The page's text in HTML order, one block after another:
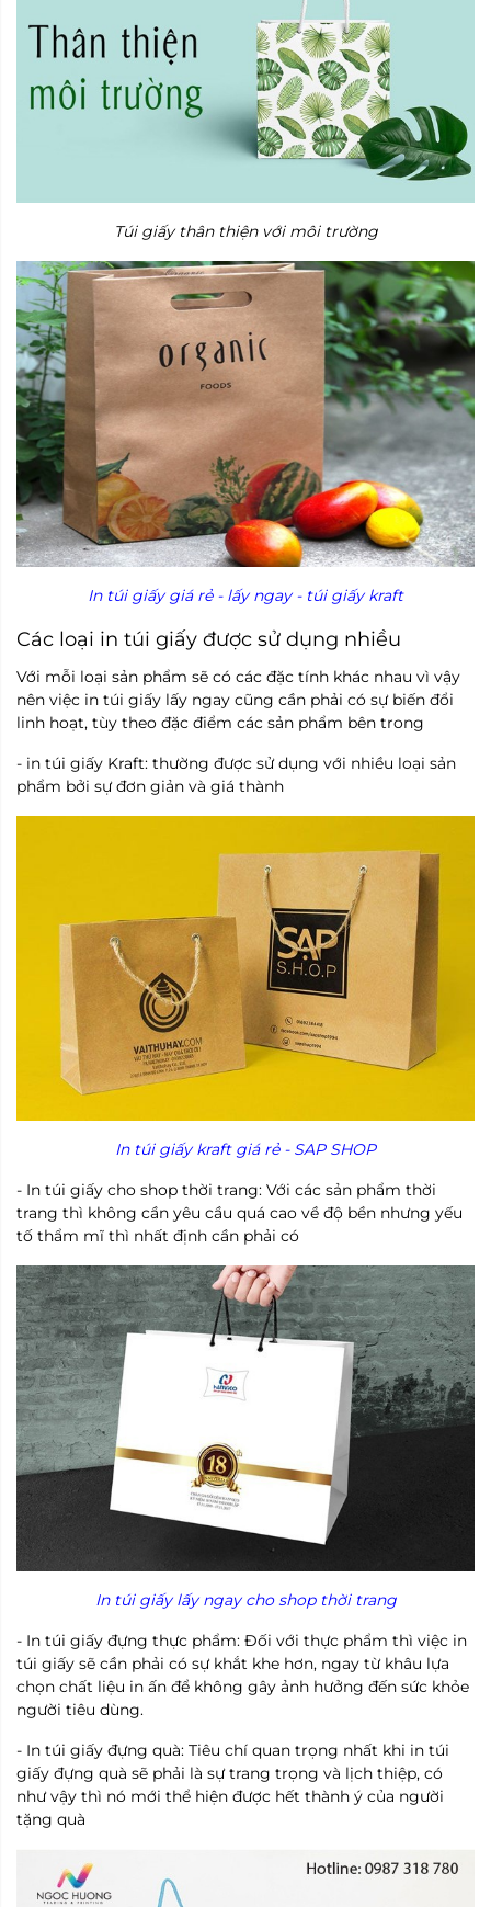
Túi giấy thân thiện với môi trường
In túi giấy giá rẻ - lấy ngay - túi giấy kraft
Các loại in túi giấy được sử dụng nhiều
Với mỗi loại sản phẩm sẽ có các đặc tính khác nhau vì vậy
nên việc in túi giấy lấy ngay cũng cần phải có sự biến đổi
linh hoạt, tùy theo đặc điểm các sản phẩm bên trong
- in túi giấy Kraft: thường được sử dụng với nhiều loại sản
phẩm bởi sự đơn giản và giá thành
In túi giấy kraft giá rẻ - SAP SHOP
- In túi giấy cho shop thời trang: Với các sản phẩm thời
trang thì không cần yêu cầu quá cao về độ bền nhưng yếu
tố thẩm mĩ thì nhất định cần phải có
In túi giấy lấy ngay cho shop thời trang
- In túi giấy đựng thực phẩm: Đối với thực phẩm thì việc in
túi giấy sẽ cần phải có sự khắt khe hơn, ngay từ khâu lựa
chọn chất liệu in ấn để không gây ảnh hưởng đến sức khỏe
người tiêu dùng.
- In túi giấy đựng quà: Tiêu chí quan trọng nhất khi in túi
giấy đựng quà sẽ phải là sự trang trọng và lịch thiệp, có
như vậy thì nó mới thể hiện được hết thành ý của người
tặng quà